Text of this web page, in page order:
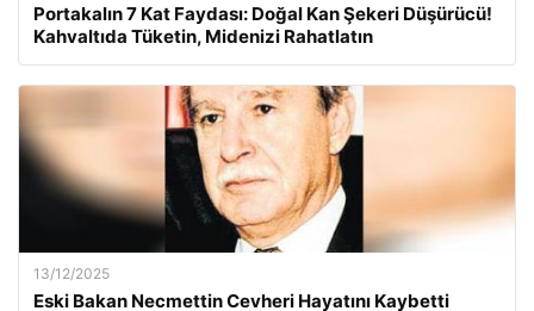
Portakalın 7 Kat Faydası: Doğal Kan Şekeri Düşürücü!
Kahvaltıda Tüketin, Midenizi Rahatlatın
13/12/2025
Eski Bakan Necmettin Cevheri Hayatını Kaybetti